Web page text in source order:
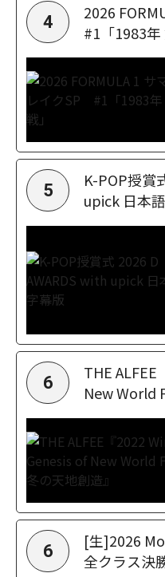
4
2026
#1「1983年
5
K-POP授賞
upick 日本
6
THE
New World
6
[生]2026
全クラス決